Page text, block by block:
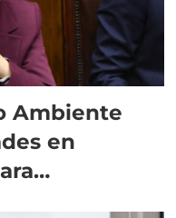
Ambiente
en